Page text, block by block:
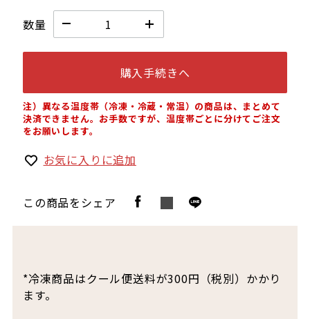
数量
購入手続きへ
注）異なる温度帯（冷凍・冷蔵・常温）の商品は、まとめて
決済できません。お手数ですが、温度帯ごとに分けてご注文
をお願いします。
お気に入りに追加
この商品をシェア
*冷凍商品はクール便送料が300円（税別）かかり
ます。